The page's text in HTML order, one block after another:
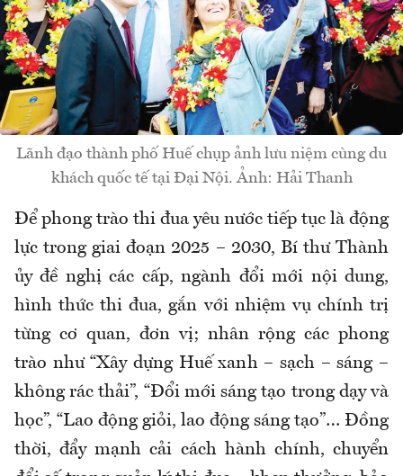
Lãnh đạo thành phố Huế chụp ảnh lưu niệm cùng du
khách quốc tế tại Đại Nội. Ảnh: Hải Thanh
Để phong trào thi đua yêu nước tiếp tục là động
lực trong giai đoạn 2025 – 2030, Bí thư Thành
ủy đề nghị các cấp, ngành đổi mới nội dung,
hình thức thi đua, gắn với nhiệm vụ chính trị
từng cơ quan, đơn vị; nhân rộng các phong
trào như “Xây dựng Huế xanh – sạch – sáng –
không rác thải”, “Đổi mới sáng tạo trong dạy và
học”, “Lao động giỏi, lao động sáng tạo”… Đồng
thời, đẩy mạnh cải cách hành chính, chuyển